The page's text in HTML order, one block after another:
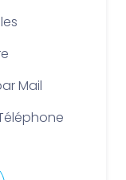
Mail